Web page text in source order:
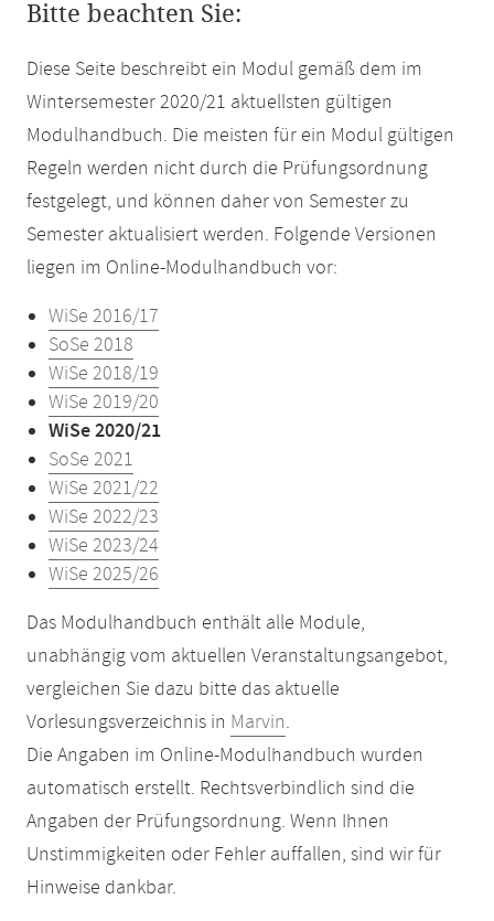
Bitte beachten Sie:
Diese Seite beschreibt ein Modul gemäß dem im
Wintersemester 2020/21 aktuellsten gültigen
Modulhandbuch. Die meisten für ein Modul gültigen
Regeln werden nicht durch die Prüfungsordnung
festgelegt, und können daher von Semester zu
Semester aktualisiert werden. Folgende Versionen
liegen im Online-Modulhandbuch vor:
WiSe 2016/17
SoSe 2018
WiSe 2018/19
WiSe 2019/20
WiSe 2020/21
SoSe 2021
WiSe 2021/22
WiSe 2022/23
WiSe 2023/24
WiSe 2025/26
Das Modulhandbuch enthält alle Module,
unabhängig vom aktuellen Veranstaltungsangebot,
vergleichen Sie dazu bitte das aktuelle
Vorlesungsverzeichnis in Marvin.
Die Angaben im Online-Modulhandbuch wurden
automatisch erstellt. Rechtsverbindlich sind die
Angaben der Prüfungsordnung. Wenn Ihnen
Unstimmigkeiten oder Fehler auffallen, sind wir für
Hinweise dankbar.